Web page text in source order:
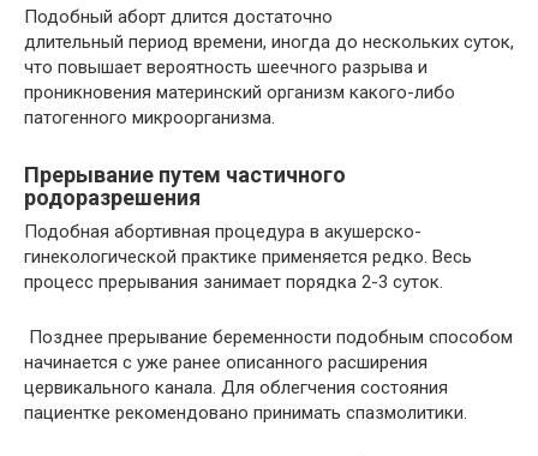
Подобный аборт длится достаточно
длительный период времени, иногда до нескольких суток,
что повышает вероятность шеечного разрыва и
проникновения материнский организм какого-либо
патогенного микроорганизма.
Прерывание путем частичного
родоразрешения
Подобная абортивная процедура в акушерско-
гинекологической практике применяется редко. Весь
процесс прерывания занимает порядка 2-3 суток.
Позднее прерывание беременности подобным способом
начинается с уже ранее описанного расширения
цервикального канала. Для облегчения состояния
пациентке рекомендовано принимать спазмолитики.